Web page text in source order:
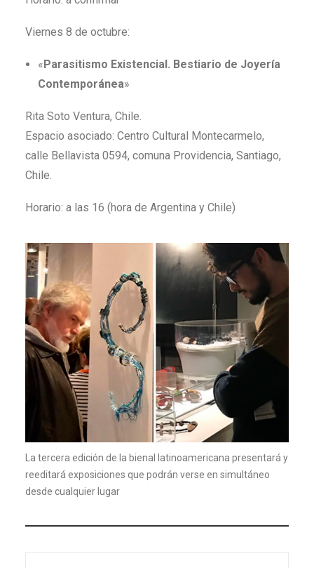
La tercera edición de la bienal latinoamericana presentará y
reeditará exposiciones que podrán verse en simultáneo
desde cualquier lugar
Viernes 8 de octubre:
«Parasitismo Existencial. Bestiario de Joyería
Contemporánea»
Rita Soto Ventura, Chile.
Espacio asociado: Centro Cultural Montecarmelo,
calle Bellavista 0594, comuna Providencia, Santiago,
Chile.
Horario: a las 16 (hora de Argentina y Chile)